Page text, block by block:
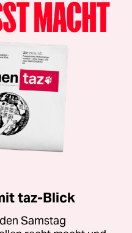
taz-Blick
Samstag